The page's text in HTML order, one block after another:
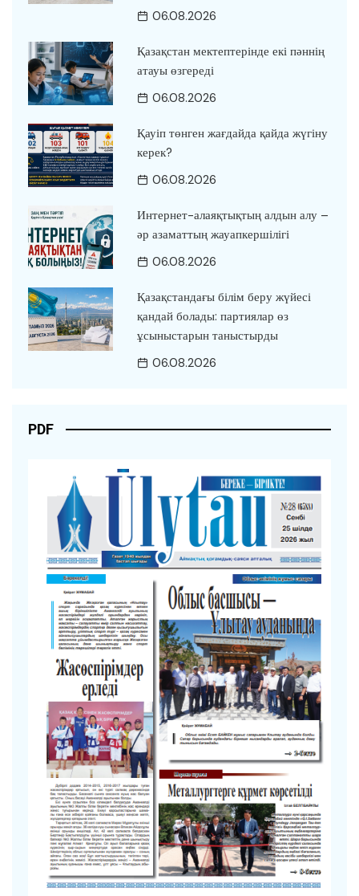
06.08.2026
Қазақстан мектептерінде екі пәннің
атауы өзгереді
06.08.2026
Қауіп төнген жағдайда қайда жүгіну
керек?
06.08.2026
Интернет-алаяқтықтың алдын алу –
әр азаматтың жауапкершілігі
06.08.2026
Қазақстандағы білім беру жүйесі
қандай болады: партиялар өз
ұсыныстарын таныстырды
06.08.2026
PDF